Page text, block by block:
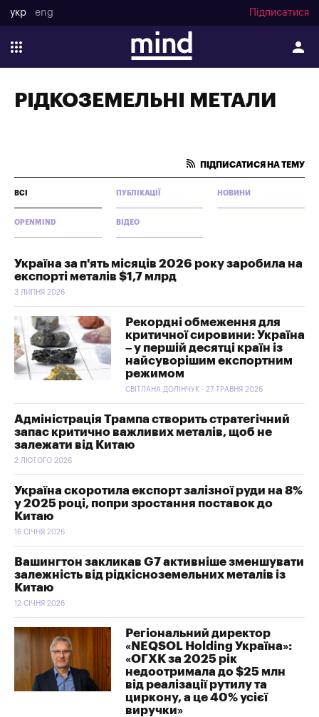
укр eng Підписатися
РІДКОЗЕМЕЛЬНІ МЕТАЛИ
ПІДПИСАТИСЯ НА ТЕМУ
ВСІ ПУБЛІКАЦІЇ НОВИНИ
OPENMIND ВІДЕО
Україна за п'ять місяців 2026 року заробила на
експорті металів $1,7 млрд
3 ЛИПНЯ 2026
Рекордні обмеження для
критичної сировини: Україна
– у першій десятці країн із
найсуворішим експортним
режимом
СВІТЛАНА ДОЛІНЧУК - 27 ТРАВНЯ 2026
Адміністрація Трампа створить стратегічний
запас критично важливих металів, щоб не
залежати від Китаю
2 ЛЮТОГО 2026
Україна скоротила експорт залізної руди на 8%
у 2025 році, попри зростання поставок до
Китаю
16 СІЧНЯ 2026
Вашингтон закликав G7 активніше зменшувати
залежність від рідкісноземельних металів із
Китаю
12 СІЧНЯ 2026
Регіональний директор
«NEQSOL Holding Україна»:
«ОГХК за 2025 рік
недоотримала до $25 млн
від реалізації рутилу та
циркону, а це 40% усієї
виручки»